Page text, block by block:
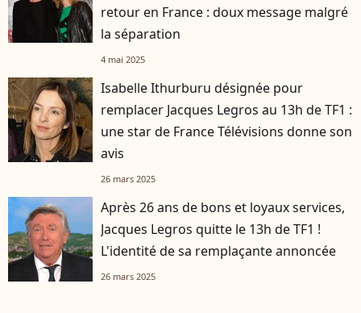
retour en France : doux message malgré
la séparation
4 mai 2025
Isabelle Ithurburu désignée pour
remplacer Jacques Legros au 13h de TF1 :
une star de France Télévisions donne son
avis
26 mars 2025
Après 26 ans de bons et loyaux services,
Jacques Legros quitte le 13h de TF1 !
L'identité de sa remplaçante annoncée
26 mars 2025